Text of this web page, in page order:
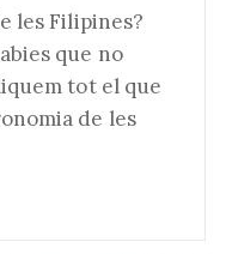
les Filipines?
que no
tot el que
de les